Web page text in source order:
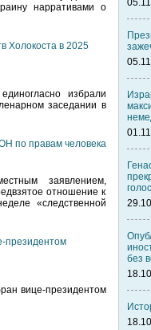
нарративами о
Холокоста в 2025
избрали
заседании в
по правам человека
заявлением,
отношение к
«следственной
президентом
вице-президентом
без